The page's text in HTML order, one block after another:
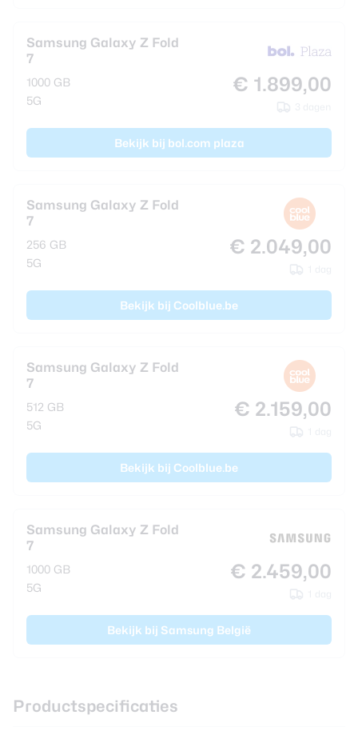
Samsung Galaxy Z Fold
7
1000 GB
5G
€ 1.899,00
Bekijk bij bol.com plaza
Samsung Galaxy Z Fold
7
256 GB
5G
€ 2.049,00
Bekijk bij Coolblue.be
Samsung Galaxy Z Fold
7
512 GB
5G
€ 2.159,00
Bekijk bij Coolblue.be
Samsung Galaxy Z Fold
7
1000 GB
5G
€ 2.459,00
Bekijk bij Samsung België
Productspecificaties